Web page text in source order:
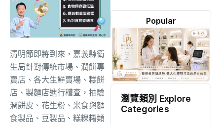
清明節即將到來，嘉義縣衛
生局針對傳統市場、潤餅專
賣店、各大生鮮賣場、糕餅
店、製麵店進行稽查，抽驗
潤餅皮、花生粉、米食與麵
食製品、豆製品、糕粿糬類
Popular
瀏覽類別 Explore
Categories